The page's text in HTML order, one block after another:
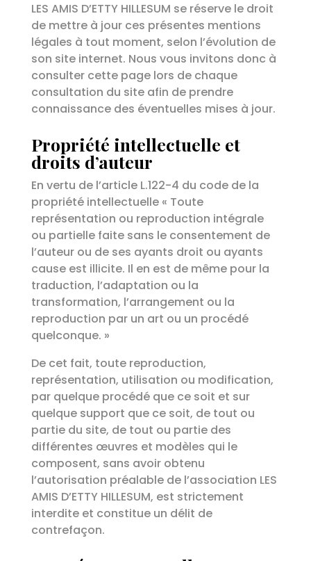
LES AMIS D’ETTY HILLESUM se réserve le droit
de mettre à jour ces présentes mentions
légales à tout moment, selon l’évolution de
son site internet. Nous vous invitons donc à
consulter cette page lors de chaque
consultation du site afin de prendre
connaissance des éventuelles mises à jour.
Propriété intellectuelle et
droits d’auteur
En vertu de l’article L.122-4 du code de la
propriété intellectuelle « Toute
représentation ou reproduction intégrale
ou partielle faite sans le consentement de
l’auteur ou de ses ayants droit ou ayants
cause est illicite. Il en est de même pour la
traduction, l’adaptation ou la
transformation, l’arrangement ou la
reproduction par un art ou un procédé
quelconque. »
De cet fait, toute reproduction,
représentation, utilisation ou modification,
par quelque procédé que ce soit et sur
quelque support que ce soit, de tout ou
partie du site, de tout ou partie des
différentes œuvres et modèles qui le
composent, sans avoir obtenu
l’autorisation préalable de l’association LES
AMIS D’ETTY HILLESUM, est strictement
interdite et constitue un délit de
contrefaçon.